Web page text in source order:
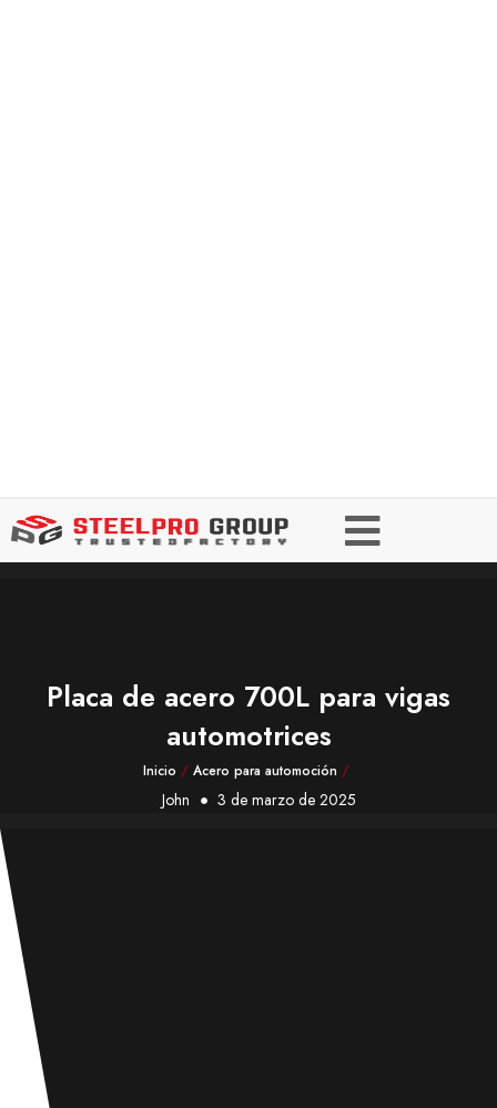
Placa de acero 700L para vigas
automotrices
Inicio / Acero para automoción /
John 3 de marzo de 2025